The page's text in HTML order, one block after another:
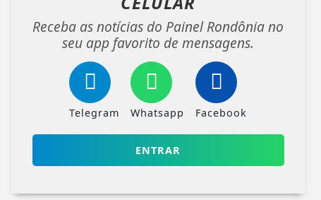
Receba as notícias do Painel Rondônia no
seu app favorito de mensagens.
Telegram Whatsapp Facebook
ENTRAR